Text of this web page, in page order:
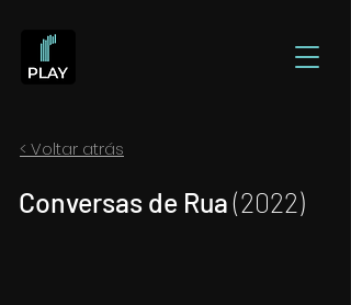
< Voltar atrás
Conversas de Rua(2022)